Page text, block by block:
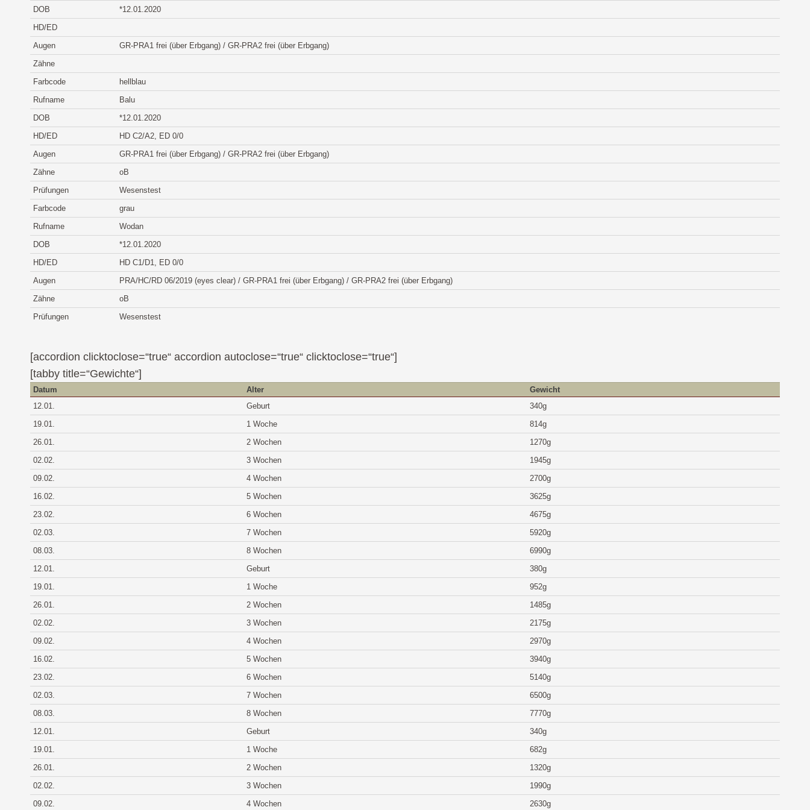
DOB
*12.01.2020
HD/ED
Augen
GR-PRA1 frei (über Erbgang) / GR-PRA2 frei (über Erbgang)
Zähne
Farbcode
hellblau
Rufname
Balu
DOB
*12.01.2020
HD/ED
HD C2/A2, ED 0/0
Augen
GR-PRA1 frei (über Erbgang) / GR-PRA2 frei (über Erbgang)
Zähne
oB
Prüfungen
Wesenstest
Farbcode
grau
Rufname
Wodan
DOB
*12.01.2020
HD/ED
HD C1/D1, ED 0/0
Augen
PRA/HC/RD 06/2019 (eyes clear) / GR-PRA1 frei (über Erbgang) / GR-PRA2 frei (über Erbgang)
Zähne
oB
Prüfungen
Wesenstest
[accordion clicktoclose=“true“ accordion autoclose=“true“ clicktoclose=“true“]
[tabby title=“Gewichte“]
Datum Alter
Gewicht
12.01.
Geburt
340g
19.01.
1 Woche
814g
26.01.
2 Wochen
1270g
02.02.
3 Wochen
1945g
09.02.
4 Wochen
2700g
16.02.
5 Wochen
3625g
23.02.
6 Wochen
4675g
02.03.
7 Wochen
5920g
08.03.
8 Wochen
6990g
12.01.
Geburt
380g
19.01.
1 Woche
952g
26.01.
2 Wochen
1485g
02.02.
3 Wochen
2175g
09.02.
4 Wochen
2970g
16.02.
5 Wochen
3940g
23.02.
6 Wochen
5140g
02.03.
7 Wochen
6500g
08.03.
8 Wochen
7770g
12.01.
Geburt
340g
19.01.
1 Woche
682g
26.01.
2 Wochen
1320g
02.02.
3 Wochen
1990g
09.02.
4 Wochen 2630g